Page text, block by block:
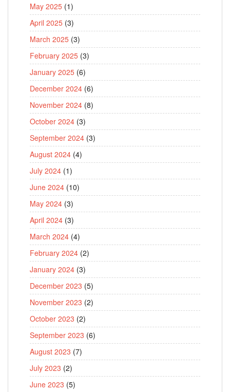
May 2025 (1)
April 2025 (3)
March 2025 (3)
February 2025 (3)
January 2025 (6)
December 2024 (6)
November 2024 (8)
October 2024 (3)
September 2024 (3)
August 2024 (4)
July 2024 (1)
June 2024 (10)
May 2024 (3)
April 2024 (3)
March 2024 (4)
February 2024 (2)
January 2024 (3)
December 2023 (5)
November 2023 (2)
October 2023 (2)
September 2023 (6)
August 2023 (7)
July 2023 (2)
June 2023 (5)